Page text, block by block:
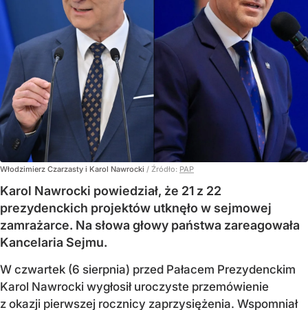
Włodzimierz Czarzasty i Karol Nawrocki / Źródło: PAP
Karol Nawrocki powiedział, że 21 z 22
prezydenckich projektów utknęło w sejmowej
zamrażarce. Na słowa głowy państwa zareagowała
Kancelaria Sejmu.
W czwartek (6 sierpnia) przed Pałacem Prezydenckim
Karol Nawrocki wygłosił uroczyste przemówienie
z okazji pierwszej rocznicy zaprzysiężenia. Wspomniał